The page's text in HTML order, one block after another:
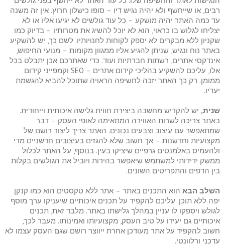
רבים, או שייחשף ולא יהיה נגיש דיו – סופו כישלון חרוץ. אין זה משנה
עד כמה האתר יהיה מושקע – כל עוד גולשים לא יגיעו אליו או לא
יצליחו לגלוש בו כראוי, הוא לא יוכל להשיג את מטרותיו – בדיוק כמו
שקניון ללא מבקרים לא יספק לקוחות לחנויותיו. לשם כך, יש להשקיע
באתר נוח ונגיש, שניתן להגיע אליו ממגוון מקומות – מנועי החיפוש,
אינדקסי אתרים, רשתות חברתיות ועוד. כדי שאתרכם אכן יתבלט בכל
אלו, עליכם להשקיע בהליכי קידום אתרים – SEO וקמפייני קידום
ממומן. רק כך האתר יזכה לחשיפה הראויה שתוכל להביא להגשמת
יעדיו.
שנית, יש להקדיש מחשבה ביצירת חווית גלישה איכותית וייחודית.
באתר צריכה לשרות האווירה המתאימה לאופי העסק – דבר
שמתאפשר עם עיצוב וצבעים נכונים. האתר צריך ליצור רושם של
מקצועיות וחדשנות – אך חשוב שלא להגזים בעיצובים חדשניים מדי
ולהעמיס באלמנטים גרפיים שיציקו בעין. בנוסף, על האתר לכלול
ממשק ידידותי למשתמש שיאפשר בהירות ויוביל את הגולשים בקלות
בין הדפים והתפריטים השונים.
השלב הבאהוא התכנים באתר – אתר ללא טקסטים הוא כמו קנקן
יפה ללא תוכן. עליכם להקפיד על תכנים איכותיים שיעניקו ערך מוסף
לגולש ויספקו לו עניין במהלך גלישתו באתר. מלבד זאת, תכנים
איכותיים גם יעידו על טיב העסק, מקצועיותו ואמינותו. מעבר לכך,
חשוב להקפיד על אתר מעודכן אחרת ייווצר רושם שגם העסק עצמו לא
עדכני ורלוונטי.